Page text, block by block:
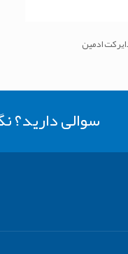
ادمین
سوالی دارید؟